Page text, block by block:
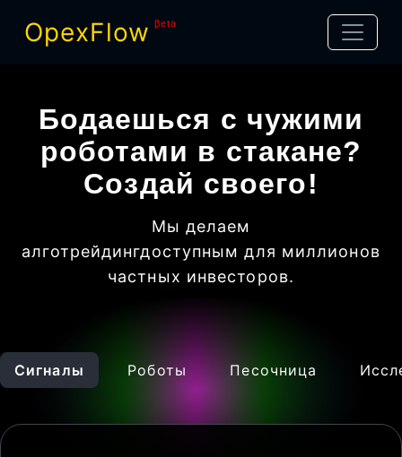
OpexFlow βeta
Бодаешься с чужими
роботами в стакане?
Создай своего!
Мы делаем
алготрейдингдоступным для миллионов
частных инвесторов.
Сигналы Роботы Песочница